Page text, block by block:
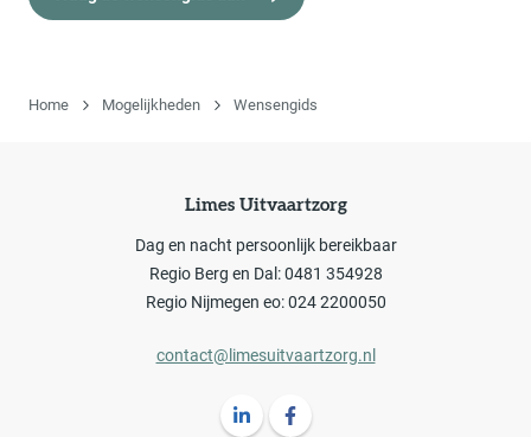
Home Mogelijkheden Wensengids
Limes Uitvaartzorg
Dag en nacht persoonlijk bereikbaar
Regio Berg en Dal: 0481 354928
Regio Nijmegen eo: 024 2200050
contact@limesuitvaartzorg.nl
Volg ons op LinkedIn Limes